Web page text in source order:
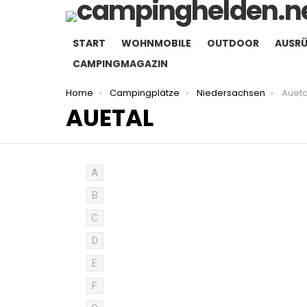
START WOHNMOBILE OUTDOOR
CAMPINGMAGAZIN
You are here:
Home Campingplätze Niedersachsen
AUETAL
A
B
C
D
E
F